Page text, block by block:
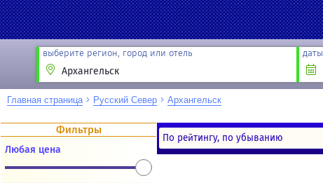
Новости
выберите регион, город или отель даты
Главная страница Русский Север Архангельск
Фильтры
Любая цена
По рейтингу, по убыванию